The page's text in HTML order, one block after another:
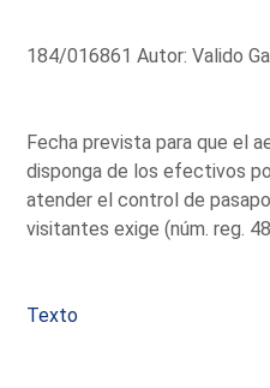
184/016861 Autor: Valido
Fecha prevista para que el
disponga de los efectivos
atender el control de
visitantes exige (núm. reg.
Texto